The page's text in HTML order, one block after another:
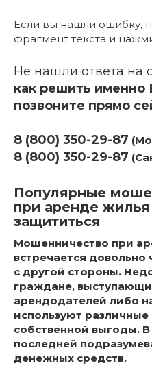
Если вы нашли ошибку,
фрагмент текста и
Не нашли ответа на
как решить
позвоните прямо
8 (800) 350-29-87
8 (800) 350-29-87
Популярные
при аренде жилья
защититься
Мошенничество при
встречается довольно
с другой стороны.
граждане,
арендодателей либо
используют
собственной выгоды.
последней
денежных средств.